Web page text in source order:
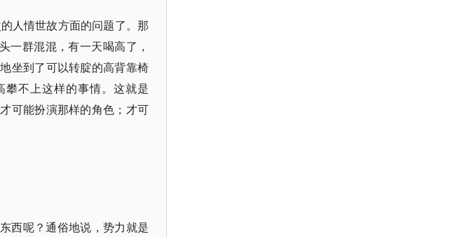
人情世故方面的问题了。那
一群混混，有一天喝高了，
坐到了可以转腚的高背靠椅
不上这样的事情。这就是
可能扮演那样的角色；才可
西呢？通俗地说，势力就是